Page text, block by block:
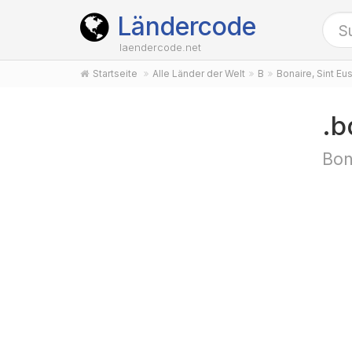
Ländercode
laendercode.net
Startseite Alle Länder der Welt B Bonaire, Sint